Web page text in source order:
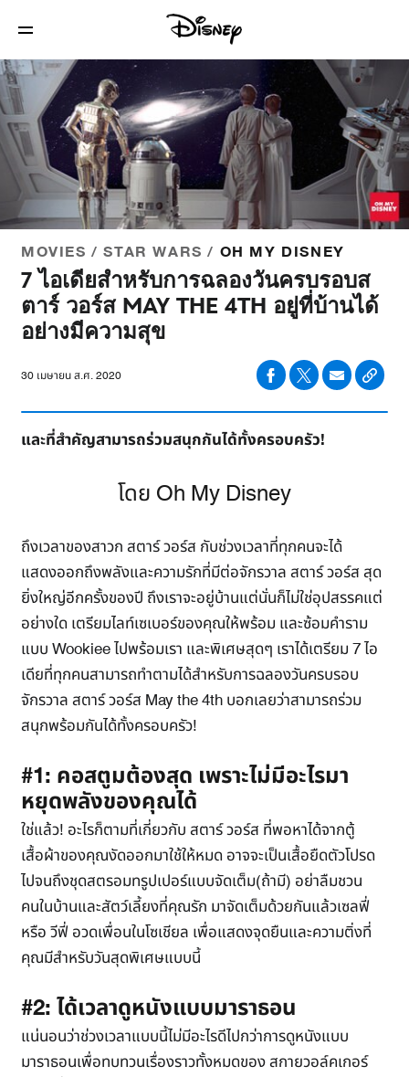
MOVIES / STAR WARS / OH MY DISNEY
7 ไอเดียสำหรับการฉลองวันครบรอบส
ตาร์ วอร์ส MAY THE 4TH อยู่ที่บ้านได้
อย่างมีความสุข
30 เมษายน ส.ศ. 2020
และที่สำคัญสามารถร่วมสนุกกันได้ทั้งครอบครัว!
โดย Oh My Disney
ถึงเวลาของสาวก สตาร์ วอร์ส กับช่วงเวลาที่ทุกคนจะได้
แสดงออกถึงพลังและความรักที่มีต่อจักรวาล สตาร์ วอร์ส สุด
ยิ่งใหญ่อีกครั้งของปี ถึงเราจะอยู่บ้านแต่นั่นก็ไม่ใช่อุปสรรคแต่
อย่างใด เตรียมไลท์เซเบอร์ของคุณให้พร้อม และซ้อมคำราม
แบบ Wookiee ไปพร้อมเรา และพิเศษสุดๆ เราได้เตรียม 7 ไอ
เดียที่ทุกคนสามารถทำตามได้สำหรับการฉลองวันครบรอบ
จักรวาล สตาร์ วอร์ส May the 4th บอกเลยว่าสามารถร่วม
สนุกพร้อมกันได้ทั้งครอบครัว!
#1: คอสตูมต้องสุด เพราะไม่มีอะไรมา
หยุดพลังของคุณได้
ใช่แล้ว! อะไรก็ตามที่เกี่ยวกับ สตาร์ วอร์ส ที่พอหาได้จากตู้
เสื้อผ้าของคุณงัดออกมาใช้ให้หมด อาจจะเป็นเสื้อยืดตัวโปรด
ไปจนถึงชุดสตรอมทรูปเปอร์แบบจัดเต็ม(ถ้ามี) อย่าลืมชวน
คนในบ้านและสัตว์เลี้ยงที่คุณรัก มาจัดเต็มด้วยกันแล้วเซลฟี่
หรือ วีฟี่ อวดเพื่อนในโซเชียล เพื่อแสดงจุดยืนและความติ่งที่
คุณมีสำหรับวันสุดพิเศษแบบนี้
#2: ได้เวลาดูหนังแบบมาราธอน
แน่นอนว่าช่วงเวลาแบบนี้ไม่มีอะไรดีไปกว่าการดูหนังแบบ
มาราธอนเพื่อทบทวนเรื่องราวทั้งหมดของ สกายวอล์คเกอร์